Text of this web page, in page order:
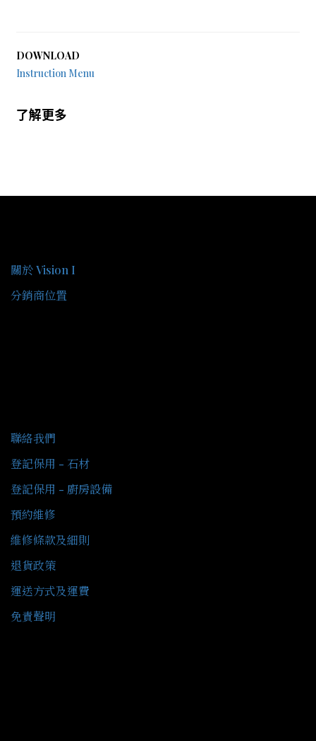
DOWNLOAD
Instruction Menu
了解更多
關於 Vision I
分銷商位置
聯絡我們
登記保用 - 石材
登記保用 - 廚房設備
預約維修
維修條款及細則
退貨政策
運送方式及運費
免責聲明